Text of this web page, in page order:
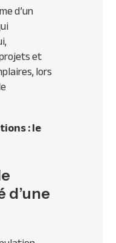
d’un
et
lors
: le
d’une